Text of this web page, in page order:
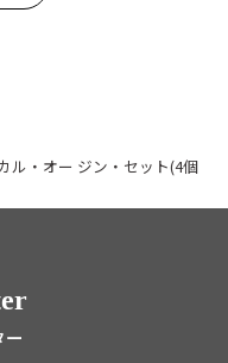
ル・オー ジン・セット(4個
ー